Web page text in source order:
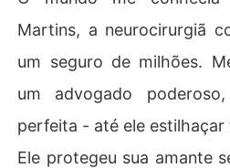
ua amante.
reira e minha irmã. O homem
monstro vestindo a pele do
Ele achou que tinha me
da em humilhação pública.
Martins, a neurocirurgiã
um seguro de milhões.
um advogado
perfeita - até ele estilhaçar
Ele protegeu sua amante